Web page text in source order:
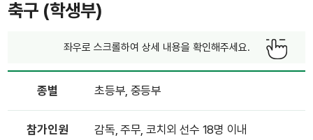
축구 (학생부)
좌우로 스크롤하여 상세 내용을 확인해주세요.
종별 초등부, 중등부
참가인원 감독, 주무, 코치외 선수 18명 이내